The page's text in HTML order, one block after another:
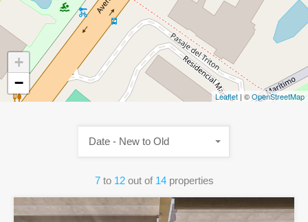
+
−
Leaflet | ©OpenStreetMap
7 to 12 out of 14 properties
Date - New to Old